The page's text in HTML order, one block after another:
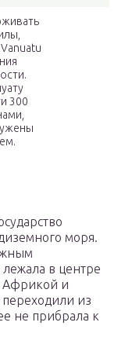
300
моря.
лежала в центре
Африкой и
переходили из
не прибрала к